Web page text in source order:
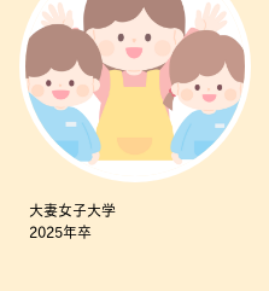
大妻女子大学
2025年卒